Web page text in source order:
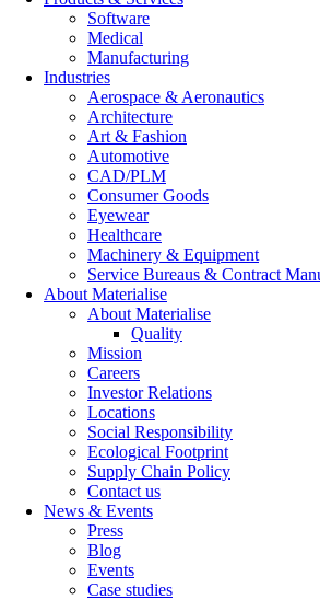
Software
Medical
Manufacturing
Industries
Aerospace & Aeronautics
Architecture
Art & Fashion
Automotive
CAD/PLM
Consumer Goods
Eyewear
Healthcare
Machinery & Equipment
Service Bureaus & Contract
About Materialise
About Materialise
Quality
Mission
Careers
Investor Relations
Locations
Social Responsibility
Ecological Footprint
Supply Chain Policy
Contact us
News & Events
Press
Blog
Events
Case studies